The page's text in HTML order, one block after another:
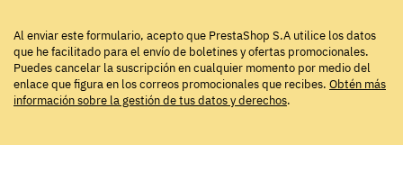
Al enviar este formulario, acepto que PrestaShop S.A utilice los datos
que he facilitado para el envío de boletines y ofertas promocionales.
Puedes cancelar la suscripción en cualquier momento por medio del
enlace que figura en los correos promocionales que recibes. Obtén más
información sobre la gestión de tus datos y derechos.